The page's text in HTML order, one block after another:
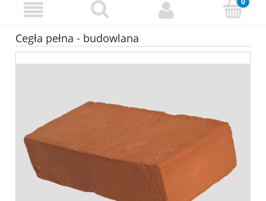
Cegła pełna - budowlana